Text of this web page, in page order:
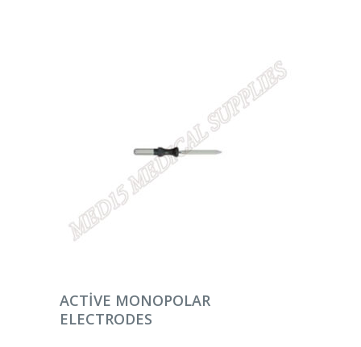
DEVAMINI OKU
ACTIVE MONOPOLAR
ELECTRODES